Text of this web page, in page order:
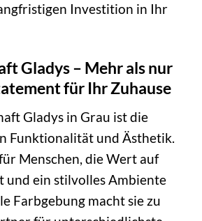
Investition in Ihr
Gladys – Mehr als nur
für Ihr Zuhause
Gladys in Grau ist die
Funktionalität und Ästhetik.
Menschen, die Wert auf
und ein stilvolles Ambiente
Farbgebung macht sie zu